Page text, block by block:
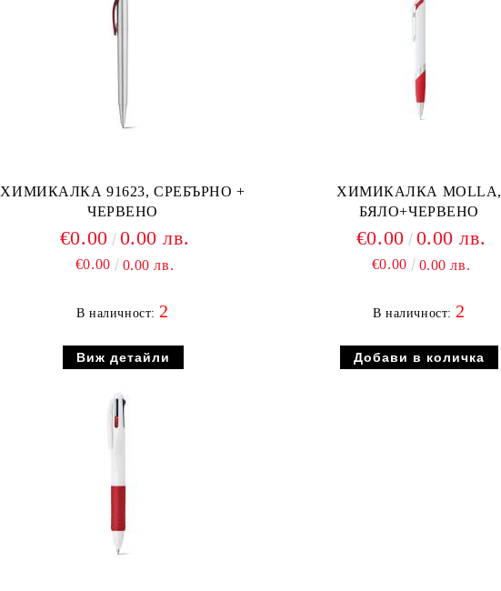
ХИМИКАЛКА 91623, СРЕБЪРНО +
ЧЕРВЕНО
€0.00 0.00 лв.
€0.00 0.00 лв.
В наличност:2
Виж детайли
ХИМИКАЛКА MOLLA,
БЯЛО+ЧЕРВЕНО
€0.00 0.00 лв.
€0.00 0.00 лв.
В наличност:2